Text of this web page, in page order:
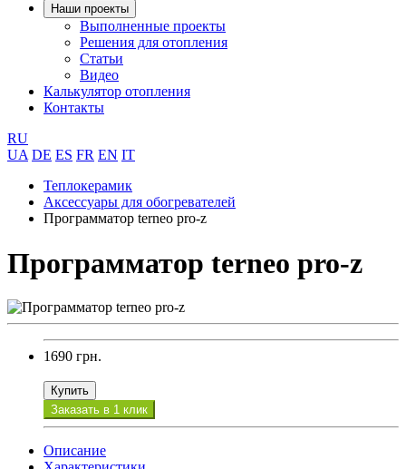
Наши проекты
Выполненные проекты
Решения для отопления
Статьи
Видео
Калькулятор отопления
Контакты
RU
UA DE ES FR EN IT
Теплокерамик
Аксессуары для обогревателей
Программатор terneo pro-z
Программатор terneo pro-z
1690 грн.
Купить
Заказать в 1 клик
Описание